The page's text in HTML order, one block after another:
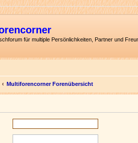
für multiple Persönlichkeiten, Partner und
Multiforencorner Forenübersicht